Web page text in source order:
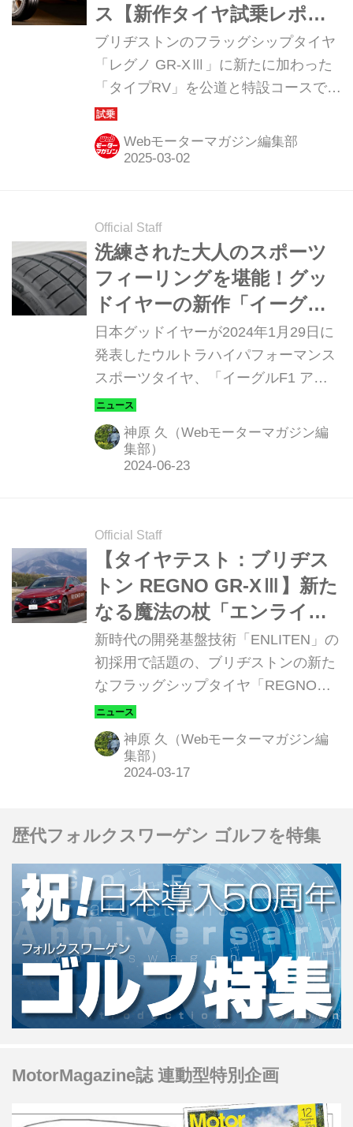
ス【新作タイヤ試乗レポー
ト：ブリヂストン レグノ
GR-XⅢ タイプRV】
ブリヂストンのフラッグシップタイヤ
「レグノ GR-XⅢ」に新たに加わった
「タイプRV」を公道と特設コースでテ
スト。ミニバン＆コンパクトSUVをタ
ーゲットとした「究極のカスタマイ
ズ」が、愛車の静粛性や快適性はもち
そうだ。（文：神原 久／写真：ブリヂ
ストン MotorMagazine 2025年3月号よ
り）
Webモーターマガジン編集部
Official Staff
洗練された大人のスポーツ
フィーリングを堪能！グッ
ドイヤーの新作「イーグル
F1 アシンメトリック6」を
初テスト【新着タイヤ試
乗】
日本グッドイヤーが2024年1月29日に
発表したウルトラハイパフォーマンス
スポーツタイヤ、「イーグルF1 アシ
ンメトリック6（EAGLE F1
ASYMMETRIC 6（アシンメトリック
シックス）」を初テスト。欧州を代表
するステーションワゴンやホットハッ
できました。
神原 久（Webモーターマガジン編
集部）
Official Staff
【タイヤテスト：ブリヂス
トン REGNO GR-XⅢ】新た
なる魔法の杖「エンライト
ン」は、優れた快適性とと
もに多彩なクルマの魅力
を、見事に際立たせていた
新時代の開発基盤技術「ENLITEN」の
初採用で話題の、ブリヂストンの新た
なフラッグシップタイヤ「REGNO
GR-XⅢ」をテストドライブ。クロー
ズドコースと公道での試乗で見えてき
たのは、タイヤの丸さと軽さ、そして
「薄さ」がもたらす様々な恩恵だっ
神原 久（Webモーターマガジン編
集部）
歴代フォルクスワーゲン ゴルフを特集
MotorMagazine誌 連動型特別企画